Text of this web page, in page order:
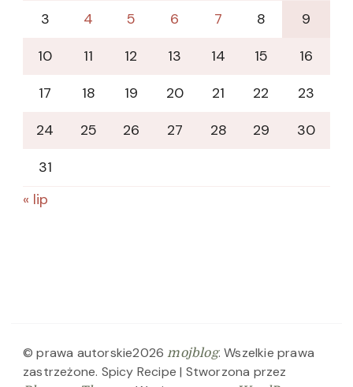
3
4 5 6 7 8
9
10
11 12 13 14 15
16
17
18 19 20 21 22
23
24
25 26 27 28 29
30
31
« lip
© prawa autorskie2026mojblog. Wszelkie prawa
zastrzeżone. Spicy Recipe | Stworzona przez